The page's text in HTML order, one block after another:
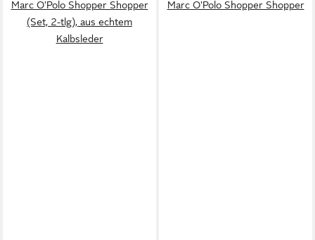
Marc O'Polo Shopper Shopper
(Set, 2-tlg), aus echtem
Kalbsleder
Marc O'Polo Shopper Shopper